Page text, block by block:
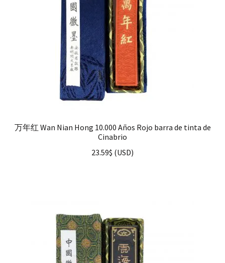
万年红 Wan Nian Hong 10.000 Años Rojo barra de tinta de
Cinabrio
23.59$ (USD)